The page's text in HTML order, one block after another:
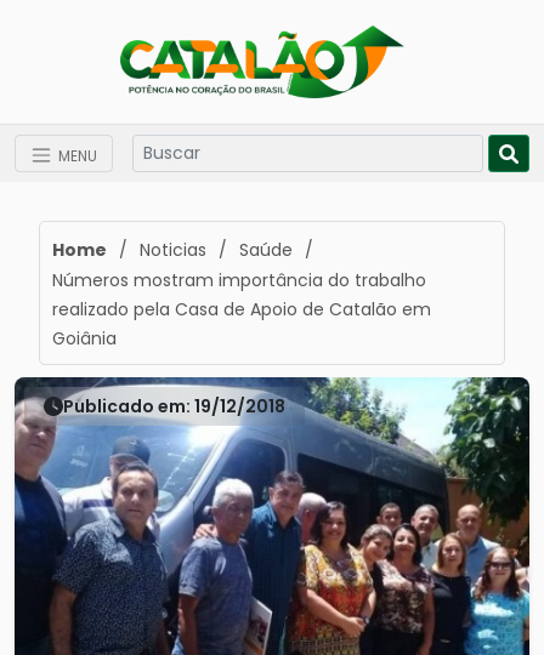
MENU
Home / Noticias / Saúde /
Números mostram importância do trabalho
realizado pela Casa de Apoio de Catalão em
Goiânia
Publicado em: 19/12/2018